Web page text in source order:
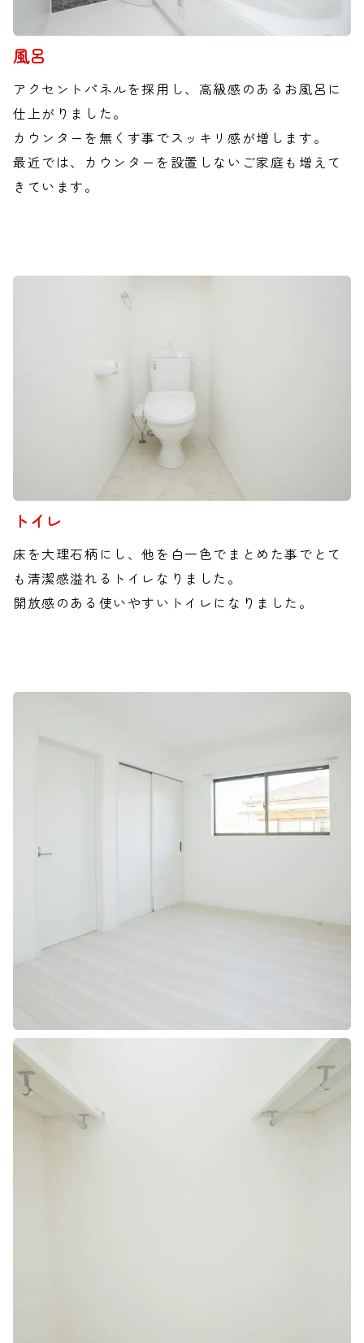
風呂
アクセントパネルを採用し、高級感のあるお風呂に
仕上がりました。
カウンターを無くす事でスッキリ感が増します。
最近では、カウンターを設置しないご家庭も増えて
きています。
トイレ
床を大理石柄にし、他を白一色でまとめた事でとて
も清潔感溢れるトイレなりました。
開放感のある使いやすいトイレになりました。